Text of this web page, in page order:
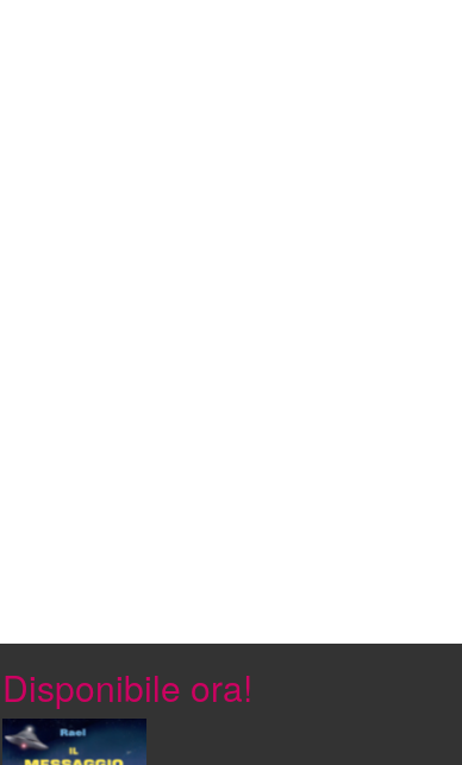
Disponibile ora!